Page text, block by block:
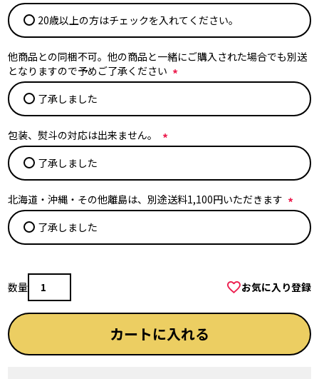
須
)
20歳以上の方はチェックを入れてください。
他商品との同梱不可。他の商品と一緒にご購入された場合でも別送
となりますので予めご了承ください
須
了承しました
包装、熨斗の対応は出来ません。
須
)
了承しました
北海道・沖縄・その他離島は、別途送料1,100円いただきます
須
了承しました
お気に入り登録
カートに入れる